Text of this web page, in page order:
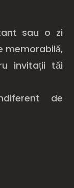
sau o zi
memorabilă,
invitații tăi
de